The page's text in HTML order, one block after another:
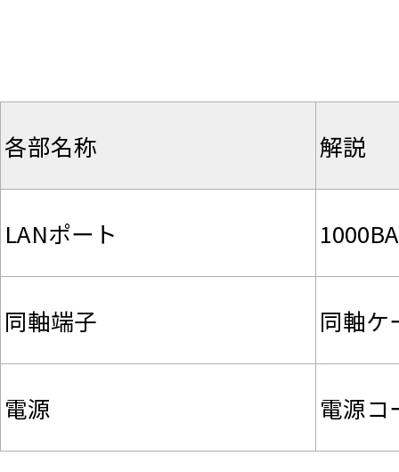
各部名称 解説
LANポート
同軸端子 同軸ケ
電源 電源コ